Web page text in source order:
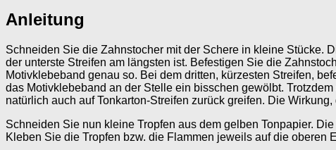
Anleitung
Schneiden Sie die Zahnstocher mit der Schere in kleine Stücke.
der unterste Streifen am längsten ist. Befestigen Sie die
Motivklebeband genau so. Bei dem dritten, kürzesten Streifen,
das Motivklebeband an der Stelle ein bisschen gewölbt.
natürlich auch auf Tonkarton-Streifen zurück greifen. Die
Schneiden Sie nun kleine Tropfen aus dem gelben Tonpapier.
Kleben Sie die Tropfen bzw. die Flammen jeweils auf die oberen